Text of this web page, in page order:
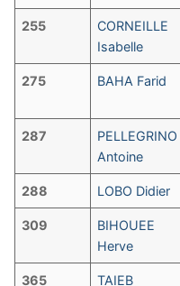
255
CORNEILLE
Isabelle
275 BAHA Farid
287
PELLEGRINO
Antoine
288 LOBO Didier
309
BIHOUEE
Herve
365
TAIEB